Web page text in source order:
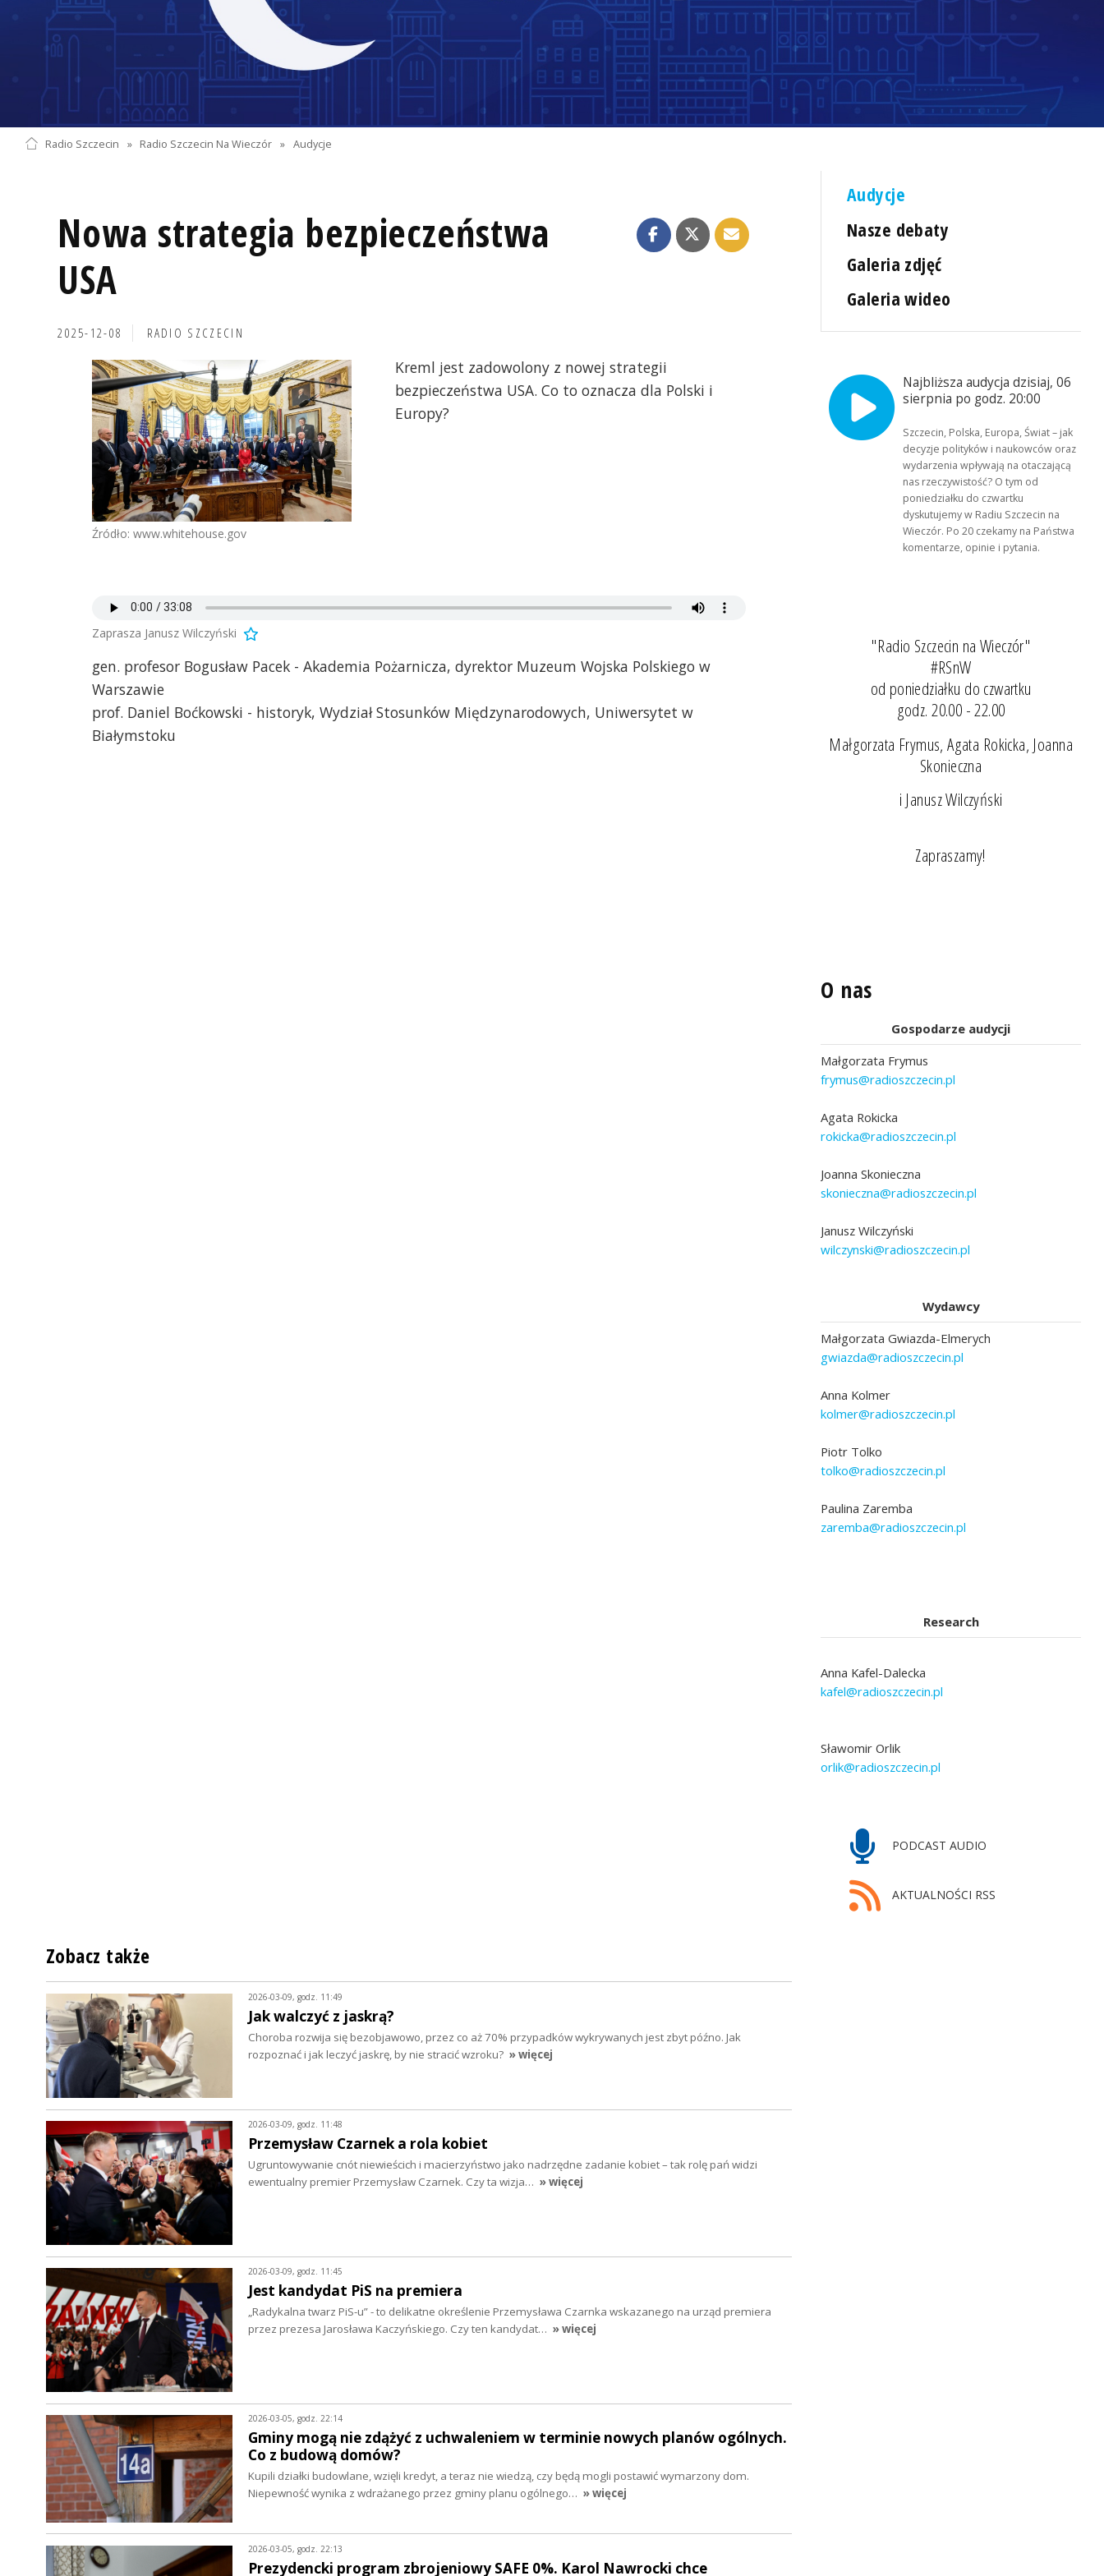
Radio Szczecin » Radio Szczecin Na Wieczór » Audycje
Nowa strategia bezpieczeństwa
USA
2025-12-08 RADIO SZCZECIN
Źródło: www.whitehouse.gov
Kreml jest zadowolony z nowej strategii
bezpieczeństwa USA. Co to oznacza dla Polski i
Europy?
Zaprasza Janusz Wilczyński
gen. profesor Bogusław Pacek - Akademia Pożarnicza, dyrektor Muzeum Wojska Polskiego w
Warszawie
prof. Daniel Boćkowski - historyk, Wydział Stosunków Międzynarodowych, Uniwersytet w
Białymstoku
Audycje
Nasze debaty
Galeria zdjęć
Galeria wideo
Najbliższa audycja dzisiaj, 06
sierpnia po godz. 20:00
Szczecin, Polska, Europa, Świat – jak
decyzje polityków i naukowców oraz
wydarzenia wpływają na otaczającą
nas rzeczywistość? O tym od
poniedziałku do czwartku
dyskutujemy w Radiu Szczecin na
Wieczór. Po 20 czekamy na Państwa
komentarze, opinie i pytania.
"Radio Szczecin na Wieczór"
#RSnW
od poniedziałku do czwartku
godz. 20.00 - 22.00
Małgorzata Frymus, Agata Rokicka, Joanna
Skonieczna
i Janusz Wilczyński
Zapraszamy!
O nas
Gospodarze audycji
Małgorzata Frymus
frymus@radioszczecin.pl
Agata Rokicka
rokicka@radioszczecin.pl
Joanna Skonieczna
skonieczna@radioszczecin.pl
Janusz Wilczyński
wilczynski@radioszczecin.pl
Wydawcy
Małgorzata Gwiazda-Elmerych
gwiazda@radioszczecin.pl
Anna Kolmer
kolmer@radioszczecin.pl
Piotr Tolko
tolko@radioszczecin.pl
Paulina Zaremba
zaremba@radioszczecin.pl
Research
Anna Kafel-Dalecka
kafel@radioszczecin.pl
Sławomir Orlik
orlik@radioszczecin.pl
PODCAST AUDIO
AKTUALNOŚCI RSS
Zobacz także
2026-03-09, godz. 11:49
Jak walczyć z jaskrą?
Choroba rozwija się bezobjawowo, przez co aż 70% przypadków wykrywanych jest zbyt późno. Jak
rozpoznać i jak leczyć jaskrę, by nie stracić wzroku? » więcej
2026-03-09, godz. 11:48
Przemysław Czarnek a rola kobiet
Ugruntowywanie cnót niewieścich i macierzyństwo jako nadrzędne zadanie kobiet – tak rolę pań widzi
ewentualny premier Przemysław Czarnek. Czy ta wizja… » więcej
2026-03-09, godz. 11:45
Jest kandydat PiS na premiera
„Radykalna twarz PiS-u” - to delikatne określenie Przemysława Czarnka wskazanego na urząd premiera
przez prezesa Jarosława Kaczyńskiego. Czy ten kandydat… » więcej
2026-03-05, godz. 22:14
Gminy mogą nie zdążyć z uchwaleniem w terminie nowych planów ogólnych.
Co z budową domów?
Kupili działki budowlane, wzięli kredyt, a teraz nie wiedzą, czy będą mogli postawić wymarzony dom.
Niepewność wynika z wdrażanego przez gminy planu ogólnego… » więcej
2026-03-05, godz. 22:13
Prezydencki program zbrojeniowy SAFE 0%. Karol Nawrocki chce